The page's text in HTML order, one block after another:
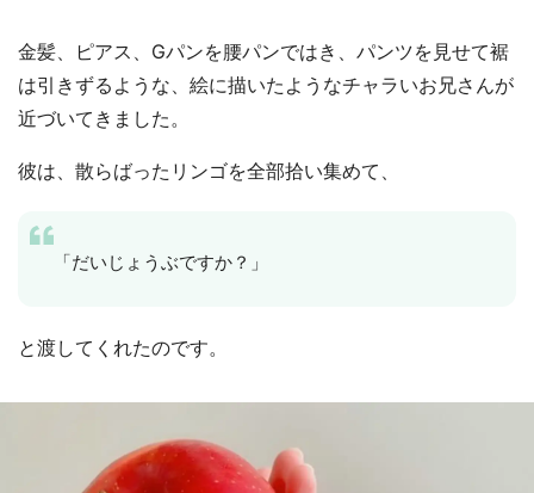
金髪、ピアス、Gパンを腰パンではき、パンツを見せて裾
は引きずるような、絵に描いたようなチャラいお兄さんが
近づいてきました。
彼は、散らばったリンゴを全部拾い集めて、
「だいじょうぶですか？」
と渡してくれたのです。